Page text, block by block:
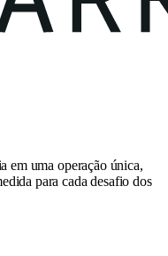
em uma operação única,
para cada desafio dos